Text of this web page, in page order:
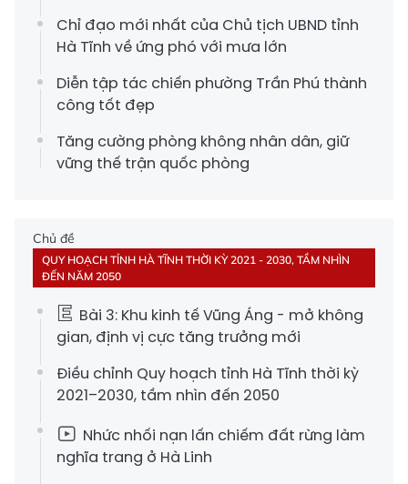
Chỉ đạo mới nhất của Chủ tịch UBND tỉnh
Hà Tĩnh về ứng phó với mưa lớn
Diễn tập tác chiến phường Trần Phú thành
công tốt đẹp
Tăng cường phòng không nhân dân, giữ
vững thế trận quốc phòng
Chủ đề
QUY HOẠCH TỈNH HÀ TĨNH THỜI KỲ 2021 - 2030, TẦM NHÌN
ĐẾN NĂM 2050
Bài 3: Khu kinh tế Vũng Áng - mở không
gian, định vị cực tăng trưởng mới
Điều chỉnh Quy hoạch tỉnh Hà Tĩnh thời kỳ
2021–2030, tầm nhìn đến 2050
Nhức nhối nạn lấn chiếm đất rừng làm
nghĩa trang ở Hà Linh